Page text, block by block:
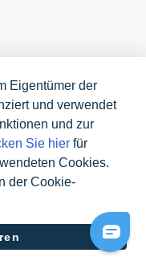
Eigentümer der
und verwendet
und zur
Sie hier für
Cookies.
der Cookie-